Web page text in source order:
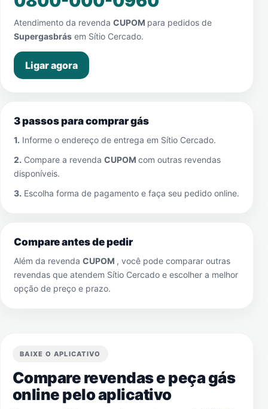
Atendimento da revenda CUPOM para pedidos de
Supergasbrás em Sítio Cercado.
Ligar agora
3 passos para comprar gás
1. Informe o endereço de entrega em Sítio Cercado.
2. Compare a revenda CUPOM com outras revendas
disponíveis.
3. Escolha forma de pagamento e faça seu pedido online.
Compare antes de pedir
Além da revenda CUPOM , você pode comparar outras
revendas que atendem Sítio Cercado e escolher a melhor
opção de preço e prazo.
BAIXE O APLICATIVO
Compare revendas e peça gás
online pelo aplicativo